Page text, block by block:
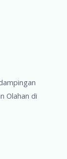
Olahan di